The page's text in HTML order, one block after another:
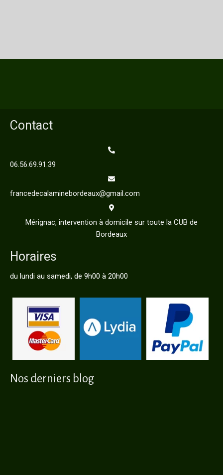
Contact
06.56.69.91.39
francedecalaminebordeaux@gmail.com
Mérignac, intervention à domicile sur toute la CUB de
Bordeaux
Horaires
du lundi au samedi, de 9h00 à 20h00
Nos derniers blog